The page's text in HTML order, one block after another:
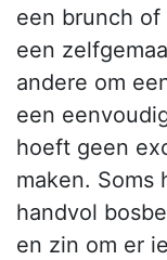
een brunch
een
andere om
een
hoeft geen
maken. Soms
handvol
en zin om er